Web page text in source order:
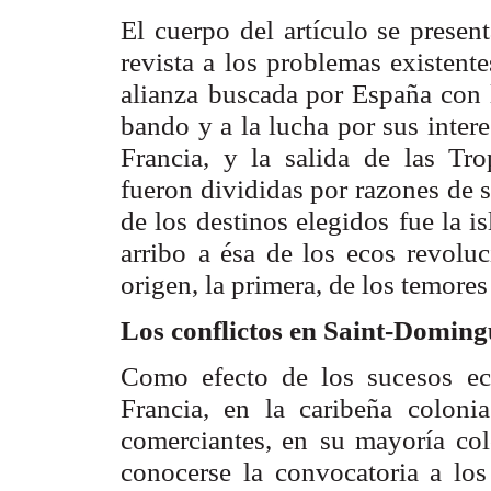
El cuerpo del artículo se
revista a los problemas
alianza buscada por España
bando y a la lucha por sus
Francia, y la salida de las
fueron divididas por razones de
de los destinos elegidos fue la
arribo a ésa de los ecos
origen, la primera, de los temores
Los conflictos en Saint-
Como efecto de los sucesos
Francia, en la caribeña
comerciantes, en su mayoría
conocerse la convocatoria a